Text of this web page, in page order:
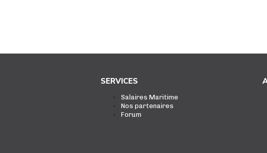
SERVICES
Salaires Maritime
Nos partenaires
Forum